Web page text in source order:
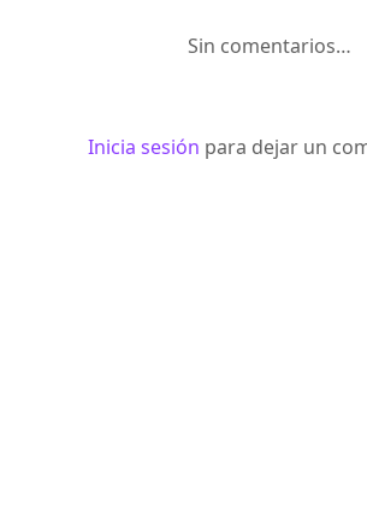
Sin comentarios…
Inicia sesión para dejar un